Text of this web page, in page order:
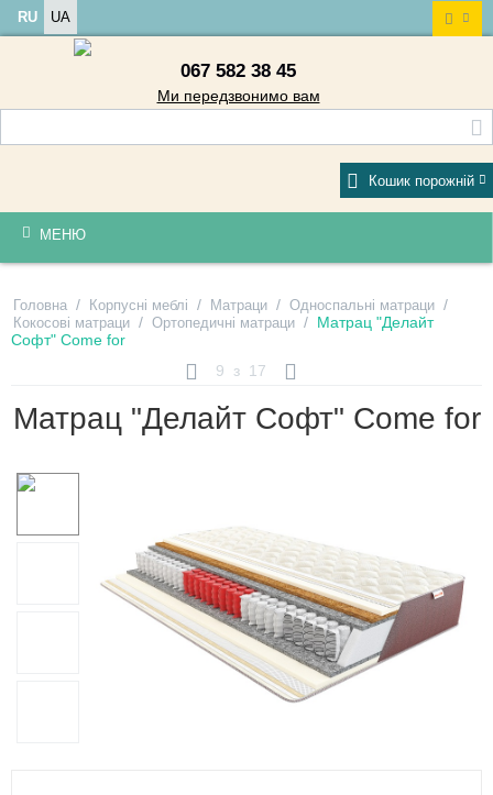
RU UA
067 582 38 45
Ми передзвонимо вам
Кошик порожній
МЕНЮ
Головна / Корпусні меблі / Матраци / Односпальні матраци /
Кокосові матраци / Ортопедичні матраци / Матрац "Делайт
Софт" Come for
9
з 17
Матрац "Делайт Софт" Come for